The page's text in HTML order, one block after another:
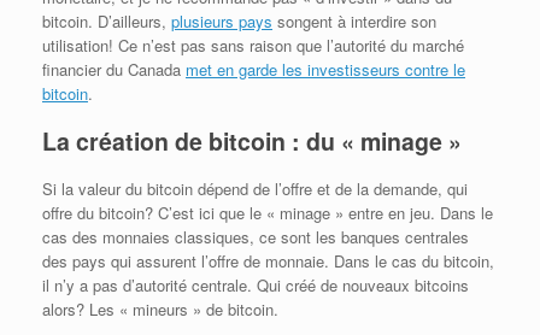
bitcoin. D’ailleurs, plusieurs pays songent à interdire son
utilisation! Ce n’est pas sans raison que l’autorité du marché
financier du Canada met en garde les investisseurs contre le
bitcoin.
La création de bitcoin : du « minage »
Si la valeur du bitcoin dépend de l’offre et de la demande, qui
offre du bitcoin? C’est ici que le « minage » entre en jeu. Dans le
cas des monnaies classiques, ce sont les banques centrales
des pays qui assurent l’offre de monnaie. Dans le cas du bitcoin,
il n’y a pas d’autorité centrale. Qui créé de nouveaux bitcoins
alors? Les « mineurs » de bitcoin.